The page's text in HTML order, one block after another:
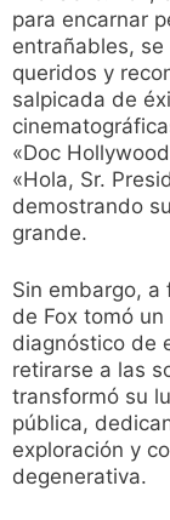
para encarnar
entrañables,
queridos y
salpicada de
«Doc
«Hola, Sr.
demostrando
grande.
Sin embargo,
de Fox tomó
diagnóstico de
retirarse a las
transformó su
pública,
exploración y
degenerativa.